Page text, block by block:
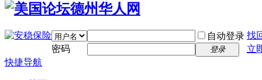
自动登录 找
密码
登录
立
快捷导航